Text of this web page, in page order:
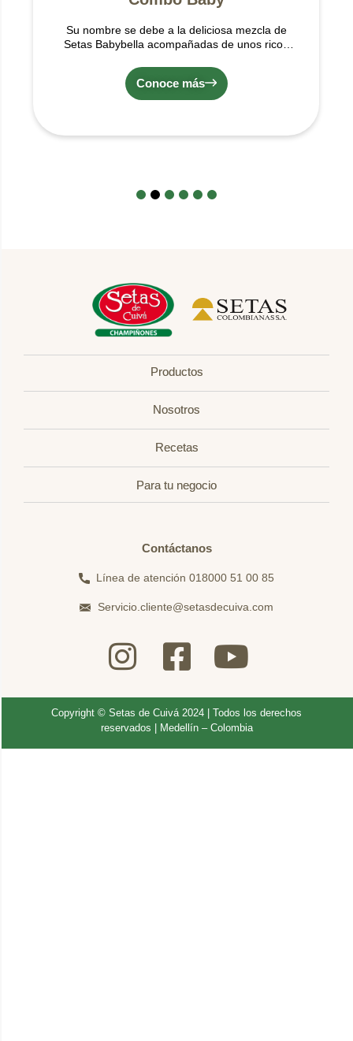
Su nombre se debe a la deliciosa mezcla de
Setas Babybella acompañadas de unos ricos
cuales pueden variar entre zanahorias de
colores naranja o amarillo o Zucchini), ideales
para hacer tus preparaciones más deliciosas.
Conoce más
Productos
Nosotros
Recetas
Para tu negocio
Contáctanos
Línea de atención 018000 51 00 85
Servicio.cliente@setasdecuiva.com
Copyright © Setas de Cuivá 2024 | Todos los derechos
reservados | Medellín – Colombia